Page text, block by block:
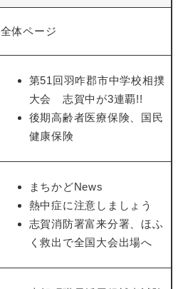
全体ページ
第51回羽咋郡市中学校相撲
大会 志賀中が3連覇!!
後期高齢者医療保険、国民
健康保険
まちかどNews
熱中症に注意しましょう
志賀消防署富来分署、ほふ
く救出で全国大会出場へ